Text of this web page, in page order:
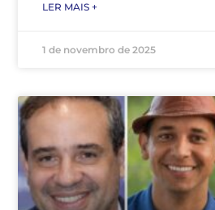
LER MAIS +
1 de novembro de 2025